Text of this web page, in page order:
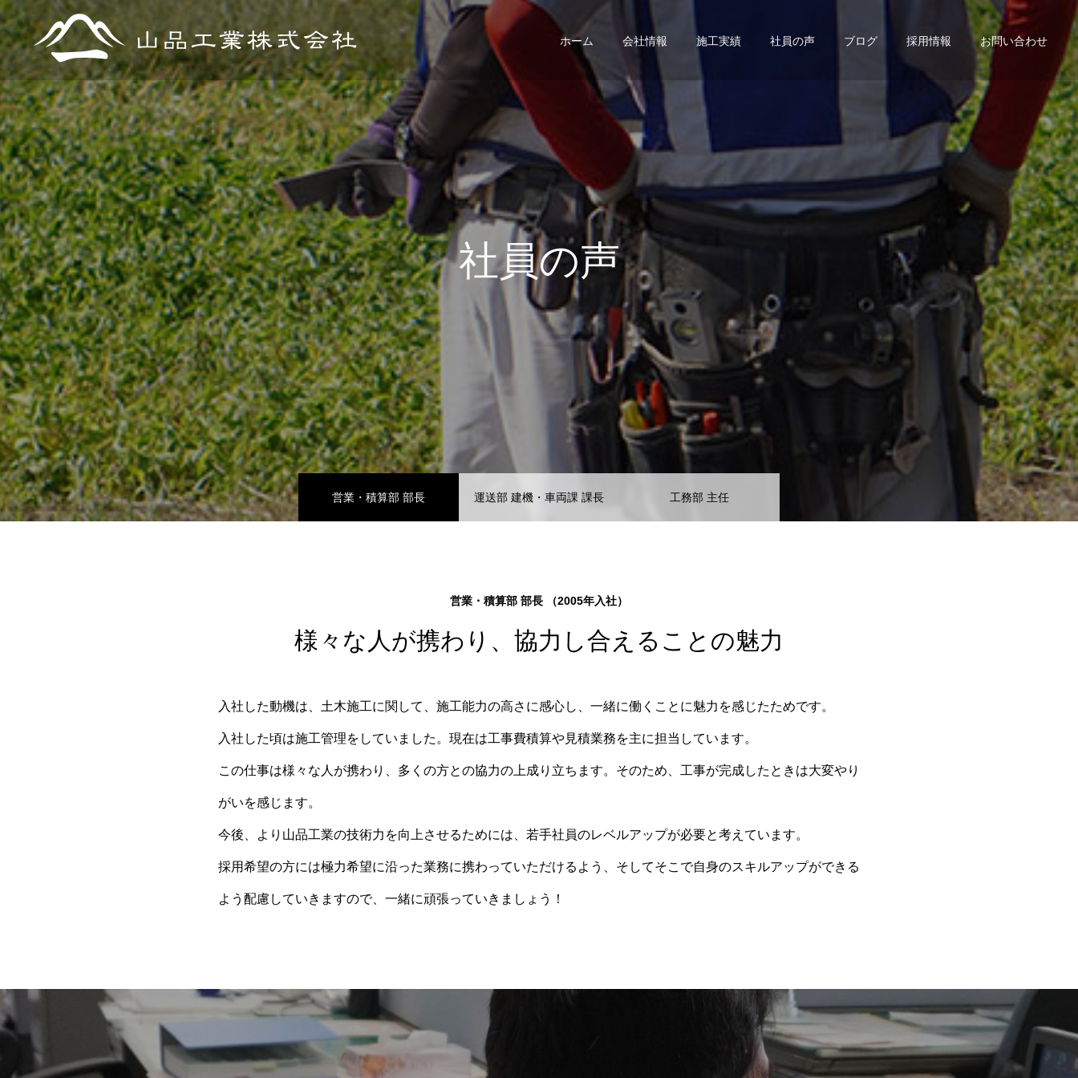
ホーム 会社情報 施工実績 社員の声 ブログ 採用情報 お問い合わせ
社員の声
営業・積算部 部長 運送部 建機・車両課 課長 工務部 主任
営業・積算部 部長 （2005年入社）
様々な人が携わり、協力し合えることの魅力
入社した動機は、土木施工に関して、施工能力の高さに感心し、一緒に働くことに魅力を感じたためです。
入社した頃は施工管理をしていました。現在は工事費積算や見積業務を主に担当しています。
この仕事は様々な人が携わり、多くの方との協力の上成り立ちます。そのため、工事が完成したときは大変やり
がいを感じます。
今後、より山品工業の技術力を向上させるためには、若手社員のレベルアップが必要と考えています。
採用希望の方には極力希望に沿った業務に携わっていただけるよう、そしてそこで自身のスキルアップができる
よう配慮していきますので、一緒に頑張っていきましょう！